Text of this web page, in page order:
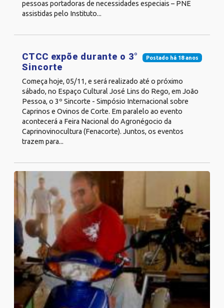
pessoas portadoras de necessidades especiais – PNE
assistidas pelo Instituto...
Postado há 18 anos
CTCC expõe durante o 3°
Sincorte
Começa hoje, 05/11, e será realizado até o próximo
sábado, no Espaço Cultural José Lins do Rego, em João
Pessoa, o 3º Sincorte - Simpósio Internacional sobre
Caprinos e Ovinos de Corte. Em paralelo ao evento
acontecerá a Feira Nacional do Agronégocio da
Caprinovinocultura (Fenacorte). Juntos, os eventos
trazem para...